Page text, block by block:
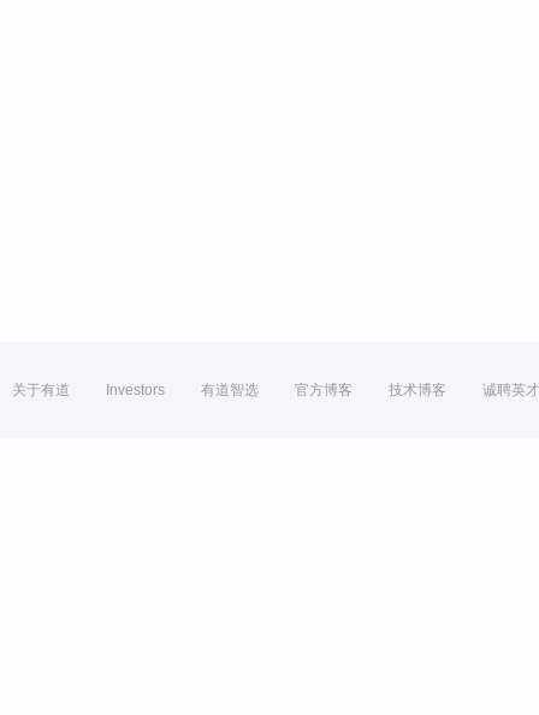
关于有道 Investors 有道智选 官方博客 技术博客 诚聘英才